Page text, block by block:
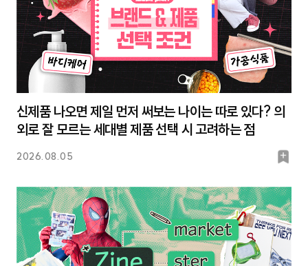
신제품 나오면 제일 먼저 써보는 나이는 따로 있다? 의
외로 잘 모르는 세대별 제품 선택 시 고려하는 점
2026.08.05
북
크